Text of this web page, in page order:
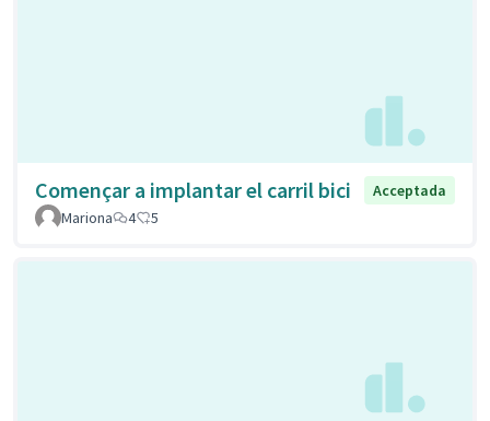
Començar a implantar el carril bici
Acceptada
Mariona
4 5